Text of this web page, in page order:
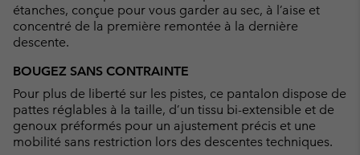
étanches, conçue pour vous garder au sec, à l’aise et
concentré de la première remontée à la dernière
descente.
BOUGEZ SANS CONTRAINTE
Pour plus de liberté sur les pistes, ce pantalon dispose de
pattes réglables à la taille, d’un tissu bi-extensible et de
genoux préformés pour un ajustement précis et une
mobilité sans restriction lors des descentes techniques.